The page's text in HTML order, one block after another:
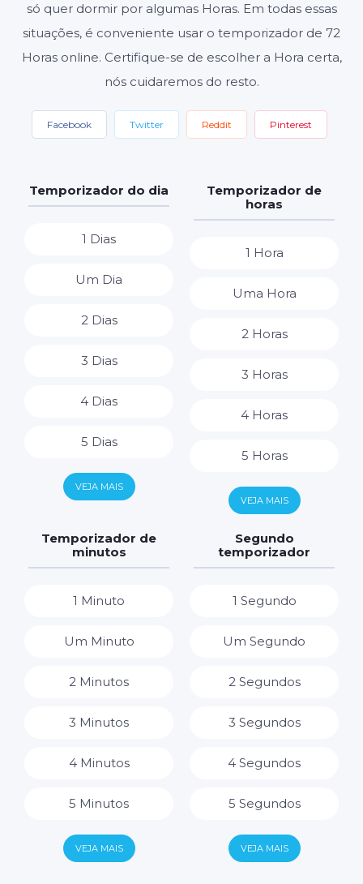
só quer dormir por algumas Horas. Em todas essas
situações, é conveniente usar o temporizador de 72
Horas online. Certifique-se de escolher a Hora certa,
nós cuidaremos do resto.
Facebook Twitter Reddit Pinterest
Temporizador do dia
1 Dias
Um Dia
2 Dias
3 Dias
4 Dias
5 Dias
6 Dias
VEJA MAIS
Temporizador de
horas
1 Hora
Uma Hora
2 Horas
3 Horas
4 Horas
5 Horas
6 Horas
7 Horas
15 Horas
VEJA MAIS
Temporizador de
minutos
1 Minuto
Um Minuto
2 Minutos
3 Minutos
4 Minutos
5 Minutos
6 Minutos
VEJA MAIS
Segundo
temporizador
1 Segundo
Um Segundo
2 Segundos
3 Segundos
4 Segundos
5 Segundos
6 Segundos
VEJA MAIS